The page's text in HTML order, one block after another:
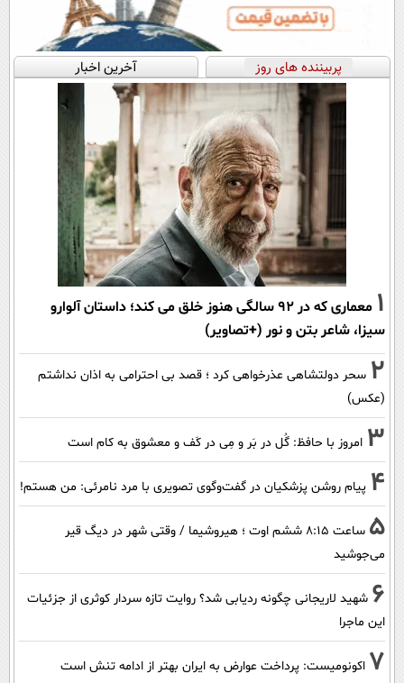
پربیننده های روز آخرین اخبار
1
معماری که در 92 سالگی هنوز خلق می کند؛ داستان آلوارو
سیزا، شاعر بتن و نور (+تصاویر)
2 سحر دولتشاهی عذرخواهی کرد ؛ قصد بی احترامی به اذان نداشتم
(عکس)
3 امروز با حافظ: گُل در بَر و مِی در کَف و معشوق به کام است
4 پیام روشن پزشکیان در گفت‌و‌گوی تصویری با مرد نامرئی: من هستم!
5
ساعت ۸:۱۵ ششم اوت ؛ هیروشیما / وقتی شهر در دیگ قیر
می‌جوشید
6 شهید لاریجانی چگونه ردیابی شد؟ روایت تازه سردار کوثری از جزئیات
این ماجرا
7 اکونومیست: پرداخت عوارض به ایران بهتر از ادامه تنش است